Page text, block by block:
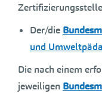
Der/die
und
Die nach einem
jeweiligen